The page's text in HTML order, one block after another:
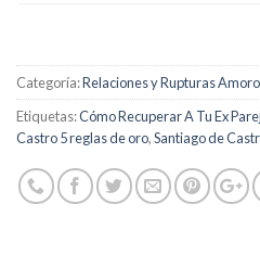
Categoría:Relaciones y Rupturas
Etiquetas:Cómo Recuperar A Tu Ex
Castro 5 reglas de oro,Santiago de